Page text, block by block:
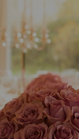
zu